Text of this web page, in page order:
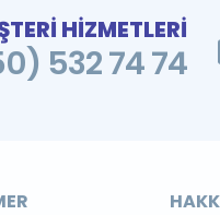
HİZMETLERİ
532 74 74